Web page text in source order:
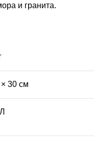
и гранита.
30 см